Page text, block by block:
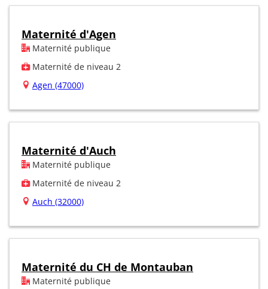
Maternité d'Agen
Maternité publique
Maternité de niveau 2
Agen (47000)
Maternité d'Auch
Maternité publique
Maternité de niveau 2
Auch (32000)
Maternité du CH de Montauban
Maternité publique